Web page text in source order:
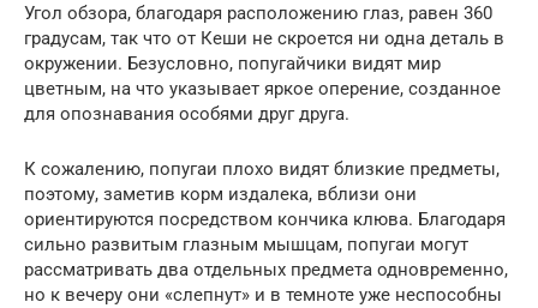
Угол обзора, благодаря расположению глаз, равен 360
градусам, так что от Кеши не скроется ни одна деталь в
окружении. Безусловно, попугайчики видят мир
цветным, на что указывает яркое оперение, созданное
для опознавания особями друг друга.
К сожалению, попугаи плохо видят близкие предметы,
поэтому, заметив корм издалека, вблизи они
ориентируются посредством кончика клюва. Благодаря
сильно развитым глазным мышцам, попугаи могут
рассматривать два отдельных предмета одновременно,
но к вечеру они «слепнут» и в темноте уже неспособны